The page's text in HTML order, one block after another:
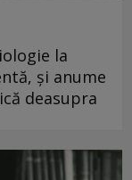
la
și anume
deasupra